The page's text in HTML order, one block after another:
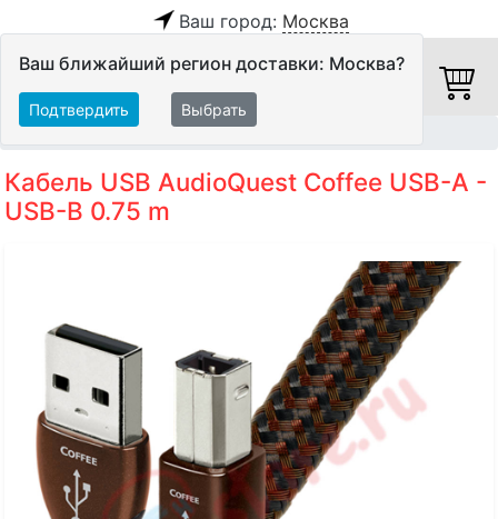
Ваш город: Москва
Ваш ближайший регион доставки: Москва?
Подтвердить Выбрать
Кабель USB AudioQuest Coffee USB-A -
USB-B 0.75 m